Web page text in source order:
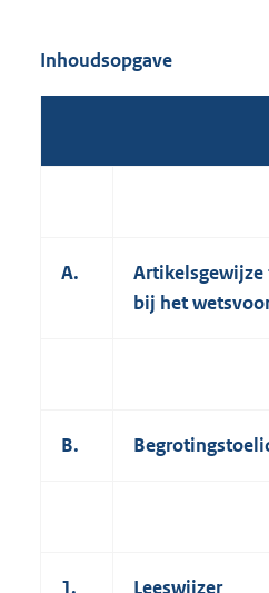
Inhoudsopgave
A.
bij het
B.
1. Leeswijzer